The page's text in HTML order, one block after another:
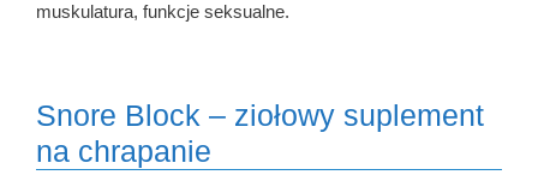
muskulatura, funkcje seksualne.
Snore Block – ziołowy suplement
na chrapanie